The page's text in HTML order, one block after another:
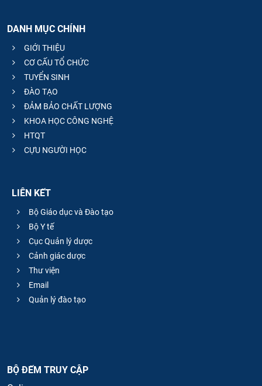
DANH MỤC CHÍNH
GIỚI THIỆU
CƠ CẤU TỔ CHỨC
TUYỂN SINH
ĐÀO TẠO
ĐẢM BẢO CHẤT LƯỢNG
KHOA HỌC CÔNG NGHỆ
HTQT
CỰU NGƯỜI HỌC
LIÊN KẾT
Bộ Giáo dục và Đào tạo
Bộ Y tế
Cục Quản lý dược
Cảnh giác dược
Thư viện
Email
Quản lý đào tạo
BỘ ĐẾM TRUY CẬP